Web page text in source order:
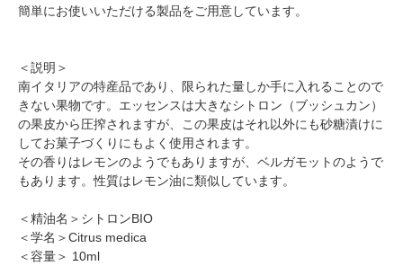
簡単にお使いいただける製品をご用意しています。
＜説明＞
南イタリアの特産品であり、限られた量しか手に入れることので
きない果物です。エッセンスは大きなシトロン（ブッシュカン）
の果皮から圧搾されますが、この果皮はそれ以外にも砂糖漬けに
してお菓子づくりにもよく使用されます。
その香りはレモンのようでもありますが、ベルガモットのようで
もあります。性質はレモン油に類似しています。
＜精油名＞シトロンBIO
＜学名＞Citrus medica
＜容量＞ 10ml